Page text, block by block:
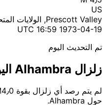
US
Prescott Valley, الولايات المتحدة
1973-04-19 16:59 UTC
تم التحديث اليوم
زلزال Alhambra اليوم
حول Alhambra.